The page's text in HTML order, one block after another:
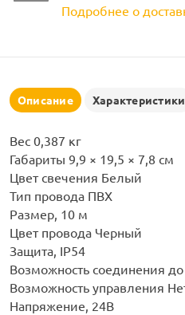
Подробнее о
Описание Характеристики
Вес 0,387 кг
Габариты 9,9 × 19,5 × 7,8 см
Цвет свечения Белый
Тип провода ПВХ
Размер, 10 м
Цвет провода Черный
Защита, IP54
Возможность соединения
Возможность управления
Напряжение, 24В